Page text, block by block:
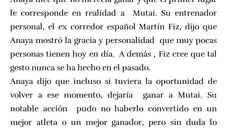
le corresponde en realidad a Mutai. Su entrenador
personal, el ex corredor español Martín Fiz, dijo que
Anaya mostró la gracia y personalidad que muy pocas
personas tienen hoy en día. A demás , Fiz cree que tal
gesto nunca se ha hecho en el pasado.
Anaya dijo que incluso si tuviera la oportunidad de
volver a ese momento, dejaría ganar a Mutai. Su
notable acción pudo no haberlo convertido en un
mejor atleta o un mejor ganador, pero sin duda lo